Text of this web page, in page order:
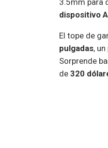
dispositivo
El tope de
pulgadas,
Sorprende
de 320